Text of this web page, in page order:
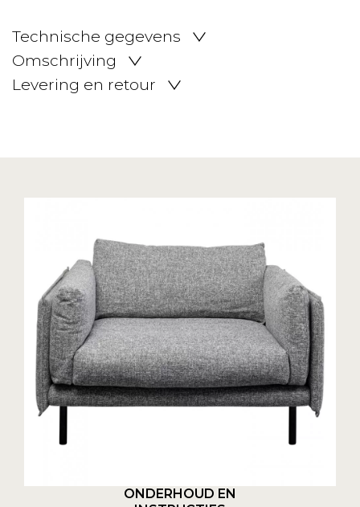
Technische gegevens
Omschrijving
Levering en retour
ONDERHOUD EN